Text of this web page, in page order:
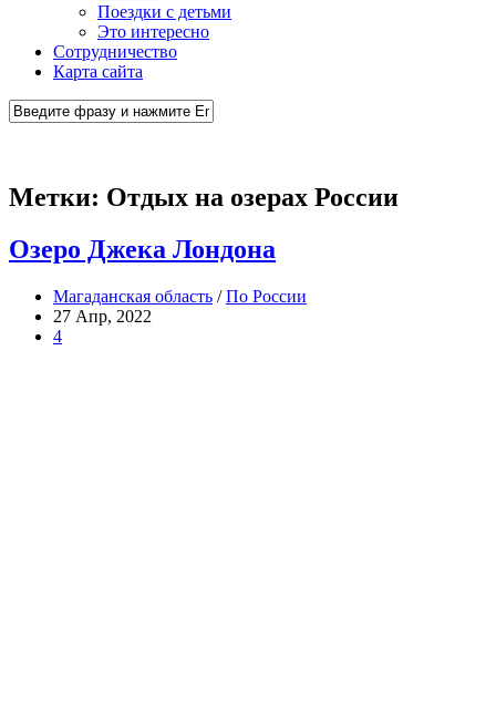
Поездки с детьми
Это интересно
Сотрудничество
Карта сайта
Метки: Отдых на озерах России
Озеро Джека Лондона
Магаданская область /По России
27 Апр, 2022
4